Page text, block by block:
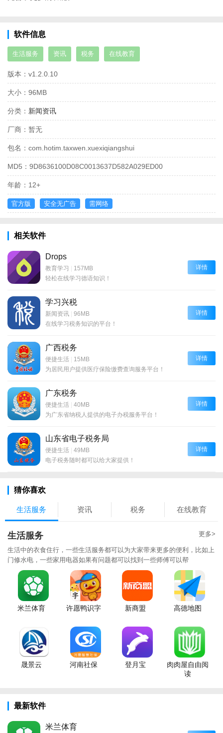
软件信息
生活服务 资讯 税务 在线教育
版本： v1.2.0.10
大小： 96MB
分类： 新闻资讯
厂商： 暂无
包名： com.hotim.taxwen.xuexiqiangshui
MD5： 9D8636100D08C0013637D582A029ED00
年龄： 12+
官方版 安全无广告 需网络
相关软件
Drops
教育学习 | 157MB
轻松在线学习德语知识！
详情
学习兴税
新闻资讯 | 96MB
在线学习税务知识的平台！
详情
广西税务
便捷生活 | 15MB
为居民用户提供医疗保险缴费查询服务平台！
详情
广东税务
便捷生活 | 40MB
为广东省纳税人提供的电子办税服务平台！
详情
山东省电子税务局
便捷生活 | 49MB
电子税务随时都可以给大家提供！
详情
猜你喜欢
生活服务 资讯 税务 在线教育
生活服务 更多>
生活中的衣食住行，一些生活服务都可以为大家带来更多的便利，比如上
门修水电，一些家用电器如果有问题都可以找到一些师傅可以帮
米兰体育 许愿鸭识字 新商盟 高德地图
晟景云 河南社保 登月宝
肉肉屋自由阅
读
最新软件
米兰体育